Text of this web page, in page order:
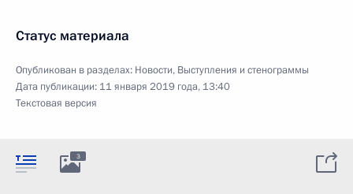
Статус материала
Опубликован в разделах: Новости, Выступления и стенограммы
Дата публикации: 11 января 2019 года, 13:40
Текстовая версия
3